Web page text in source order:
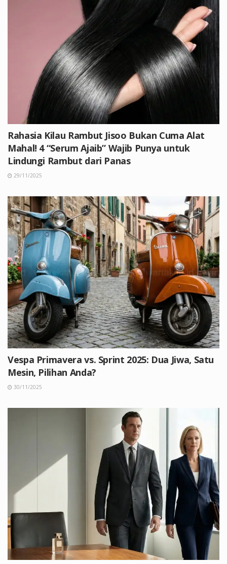
Rahasia Kilau Rambut Jisoo Bukan Cuma Alat
Mahal! 4 “Serum Ajaib” Wajib Punya untuk
Lindungi Rambut dari Panas
29/11/2025
Vespa Primavera vs. Sprint 2025: Dua Jiwa, Satu
Mesin, Pilihan Anda?
30/11/2025